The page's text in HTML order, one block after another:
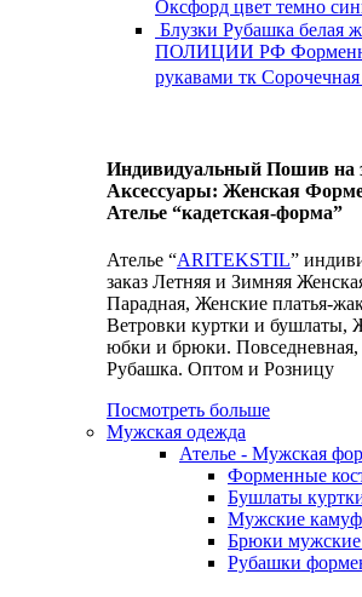
Оксфорд цвет темно
Блузки Рубашка белая
ПОЛИЦИИ РФ
рукавами тк
Индивидуальный Пошив на
Аксессуары: Женская
Ателье “кадетская-форма”
Ателье “ARITEKSTIL”
заказ Летняя и Зимняя
Парадная, Женские платья-
Ветровки куртки и бушлаты,
юбки и брюки.
Рубашка. Оптом и Розницу
Посмотреть больше
Мужская одежда
Ателье - Мужская
Форменные
Бушлаты
Мужские
Брюки
Рубашки